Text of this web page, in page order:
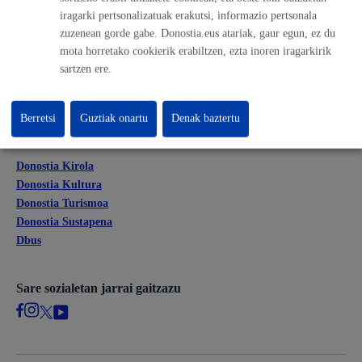
Kontratatzailaren profila
Egoitza elektronikoa
Mapak - GeoDonostia
Prentsa aretoa
Beste webgune korporatibo batzuk
Donostia Kirola
Donostia Kultura
Donostia Turismoa
Donostia Sustapena
Dbus
Sare sozialetan jarrai gaitzazu
iragarki pertsonalizatuak erakutsi, informazio pertsonala
zuzenean gorde gabe. Donostia.eus atariak, gaur egun, ez du
mota horretako cookierik erabiltzen, ezta inoren iragarkirik
sartzen ere.
Denak baztertu
Berretsi Guztiak onartu